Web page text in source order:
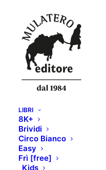
LIBRI
8K+
Brividi
Circo Bianco
Easy
Frì [free]
_Kids